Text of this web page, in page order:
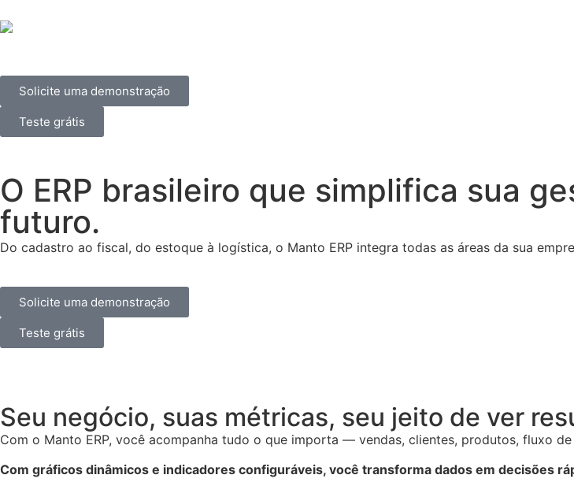
Solicite uma demonstração
Teste grátis
O ERP brasileiro que simplifica sua
futuro.
Do cadastro ao fiscal, do estoque à logística, o Manto ERP integra todas as áreas da sua
Solicite uma demonstração
Teste grátis
Seu negócio, suas métricas, seu jeito de ver
Com o Manto ERP, você acompanha tudo o que importa — vendas, clientes, produtos, fluxo
Com gráficos dinâmicos e indicadores configuráveis, você transforma dados em decisões